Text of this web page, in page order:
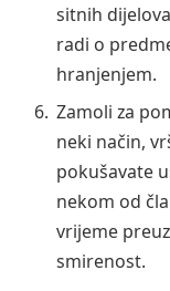
sitnih
radi o
hranjenjem.
Zamoli za
neki način,
pokušavate
nekom od
vrijeme
smirenost.